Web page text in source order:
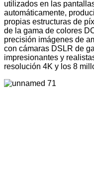
utilizados en las
automáticamente,
propias estructuras de
de la gama de colores
precisión imágenes de
con cámaras DSLR de
impresionantes y
resolución 4K y los 8